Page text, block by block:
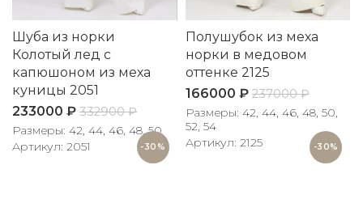
-30%
Шуба из норки
Колотый лед с
капюшоном из меха
куницы 2051
233000 ₽ 332900₽
Размеры: 42, 44, 46, 48, 50
Артикул: 2051
-30%
Полушубок из меха
норки в медовом
оттенке 2125
166000 ₽ 237000₽
Размеры: 42, 44, 46, 48, 50,
52, 54
Артикул: 2125